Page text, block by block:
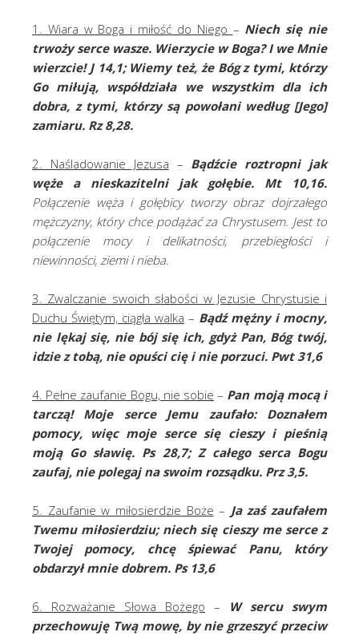
1. Wiara w Boga i miłość do Niego – Niech się nie
trwoży serce wasze. Wierzycie w Boga? I we Mnie
wierzcie! J 14,1; Wiemy też, że Bóg z tymi, którzy
Go miłują, współdziała we wszystkim dla ich
dobra, z tymi, którzy są powołani według [Jego]
zamiaru. Rz 8,28.
2. Naśladowanie Jezusa – Bądźcie roztropni jak
węże a nieskazitelni jak gołębie. Mt 10,16.
Połączenie węża i gołębicy tworzy obraz dojrzałego
mężczyzny, który chce podążać za Chrystusem. Jest to
połączenie mocy i delikatności, przebiegłości i
niewinności, ziemi i nieba.
3. Zwalczanie swoich słabości w Jezusie Chrystusie i
Duchu Świętym, ciągła walka – Bądź mężny i mocny,
nie lękaj się, nie bój się ich, gdyż Pan, Bóg twój,
idzie z tobą, nie opuści cię i nie porzuci. Pwt 31,6
4. Pełne zaufanie Bogu, nie sobie – Pan moją mocą i
tarczą! Moje serce Jemu zaufało: Doznałem
pomocy, więc moje serce się cieszy i pieśnią
moją Go sławię. Ps 28,7; Z całego serca Bogu
zaufaj, nie polegaj na swoim rozsądku. Prz 3,5.
5. Zaufanie w miłosierdzie Boże – Ja zaś zaufałem
Twemu miłosierdziu; niech się cieszy me serce z
Twojej pomocy, chcę śpiewać Panu, który
obdarzył mnie dobrem. Ps 13,6
6. Rozważanie Słowa Bożego – W sercu swym
przechowuję Twą mowę, by nie grzeszyć przeciw